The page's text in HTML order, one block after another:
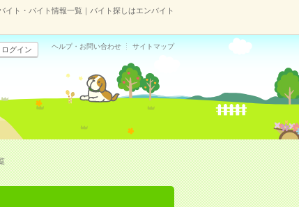
ト・バイト情報一覧｜バイト探しはエンバイト
ログイン ヘルプ・お問い合わせ サイトマップ